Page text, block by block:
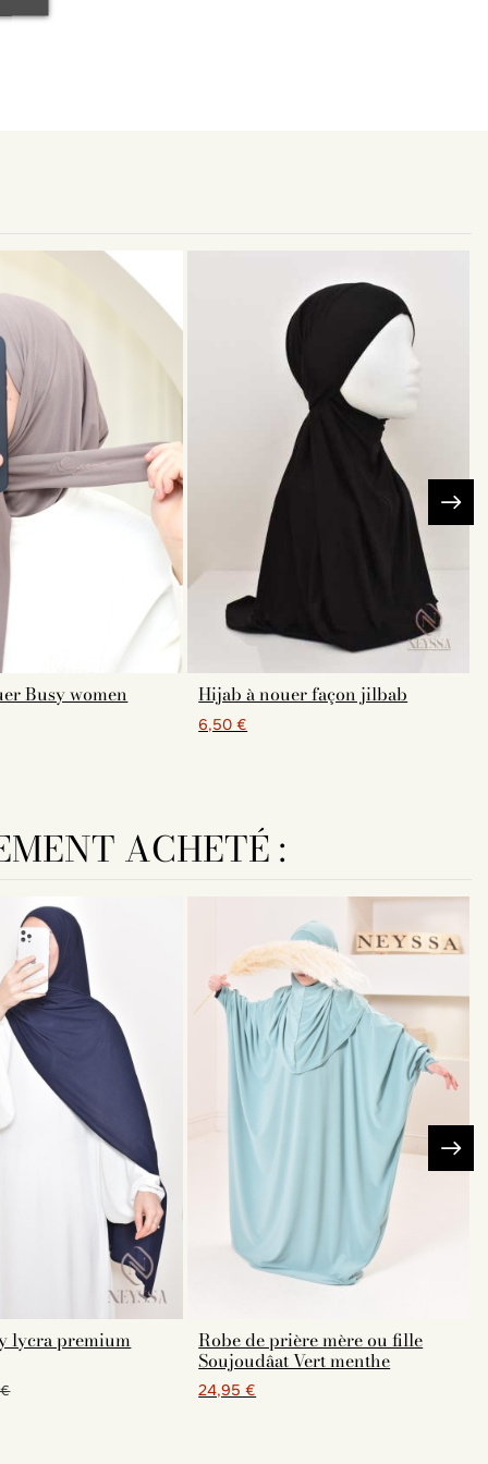
Busy women Hijab à nouer façon jilbab
6,50 €
ACHETÉ :
lycra premium
€
Robe de prière mère ou fille
Soujoudâat Vert menthe
24,95 €